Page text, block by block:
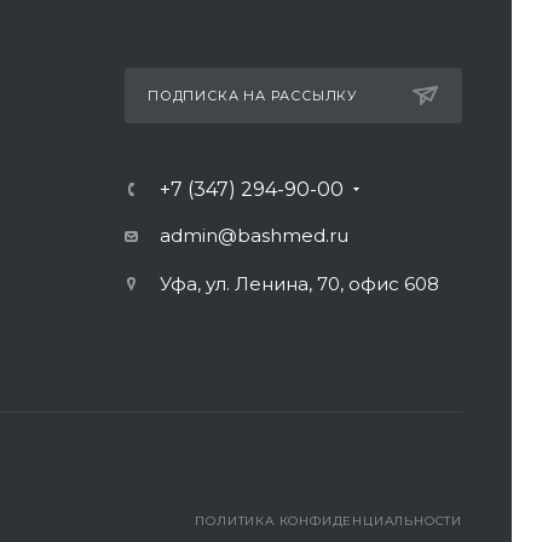
ПОДПИСКА НА РАССЫЛКУ
+7 (347) 294-90-00
admin@bashmed.ru
Уфа, ул. Ленина, 70, офис 608
ПОЛИТИКА КОНФИДЕНЦИАЛЬНОСТИ